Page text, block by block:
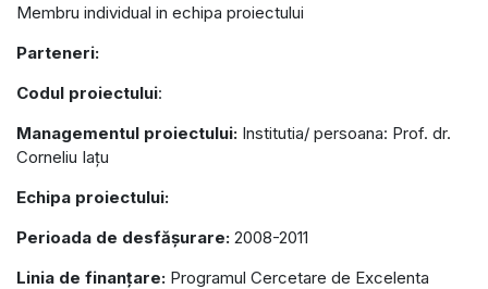
Membru individual in echipa proiectului
Parteneri:
Codul proiectului:
Managementul proiectului: Institutia/ persoana: Prof. dr.
Corneliu Iațu
Echipa proiectului:
Perioada de desfășurare: 2008-2011
Linia de finanțare: Programul Cercetare de Excelenta